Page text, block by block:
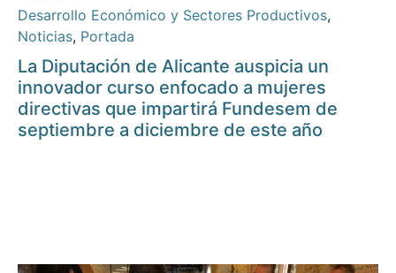
Desarrollo Económico y Sectores Productivos,
Noticias, Portada
La Diputación de Alicante auspicia un
innovador curso enfocado a mujeres
directivas que impartirá Fundesem de
septiembre a diciembre de este año